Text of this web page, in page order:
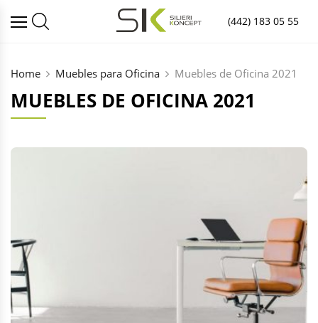
(442) 183 05 55
Home Muebles para Oficina Muebles de Oficina 2021
MUEBLES DE OFICINA 2021